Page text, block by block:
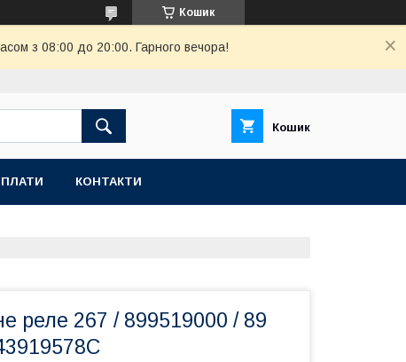
Кошик
з 08:00 до 20:00. Гарного вечора!
Кошик
КОНТАКТИ
реле 267 / 899519000 / 89